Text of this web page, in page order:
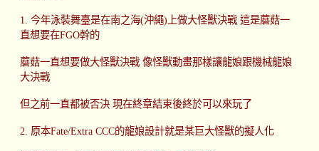
1. 今年泳裝舞臺是在南之海(沖繩)上做大怪獸決戰 這是蘑菇一
直想要在FGO幹的
蘑菇一直想要做大怪獸決戰 像怪獸動畫那樣讓龍娘跟機械龍娘
大決戰
但之前一直都被否決 現在終章結束後終於可以來玩了
2. 原本Fate/Extra CCC的龍娘設計就是某巨大怪獸的擬人化